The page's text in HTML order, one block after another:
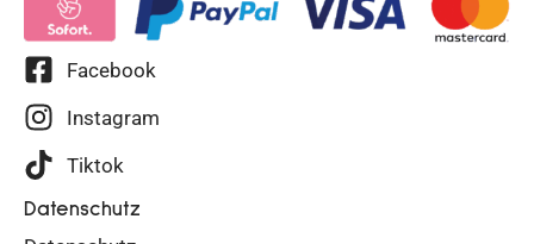
Facebook
Instagram
Tiktok
Datenschutz